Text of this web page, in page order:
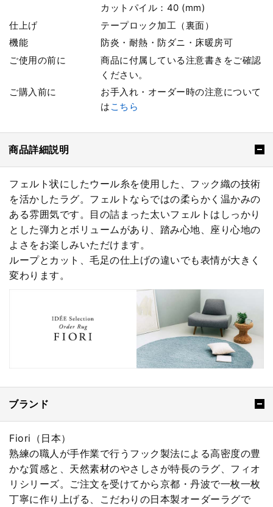
カットパイル：40 (mm)
仕上げ
テープロック加工（裏面）
機能
防炎・耐熱・防ダニ・床暖房可
ご使用の前に
商品に付属している注意書きをご確認
ください。
ご購入前に
お手入れ・オーダー時の注意について
は こちら
商品詳細説明
フェルト状にしたウール糸を使用した、フック織の技術
を活かしたラグ。フェルトならではの柔らかく温かみの
ある雰囲気です。目の詰まった太いフェルトはしっかり
とした弾力とボリュームがあり、踏み心地、座り心地の
よさをお楽しみいただけます。
ループとカット、毛足の仕上げの違いでも表情が大きく
変わります。
ブランド
Fiori（日本）
熟練の職人が手作業で行うフック製法による高密度の豊
かな質感と、天然素材のやさしさが特長のラグ、フィオ
リシリーズ。ご注文を受けてから京都・丹波で一枚一枚
丁寧に作り上げる、こだわりの日本製オーダーラグで